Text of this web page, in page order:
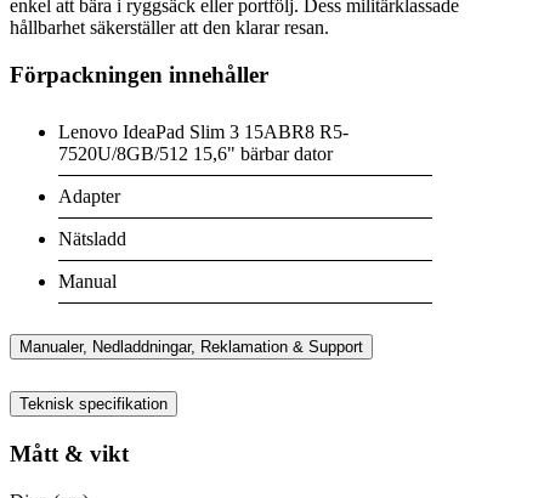
enkel att bära i ryggsäck eller portfölj. Dess militärklassade
hållbarhet säkerställer att den klarar resan.
Förpackningen innehåller
Lenovo IdeaPad Slim 3 15ABR8 R5-
7520U/8GB/512 15,6" bärbar dator
Adapter
Nätsladd
Manual
Manualer, Nedladdningar, Reklamation & Support
Teknisk specifikation
Mått & vikt